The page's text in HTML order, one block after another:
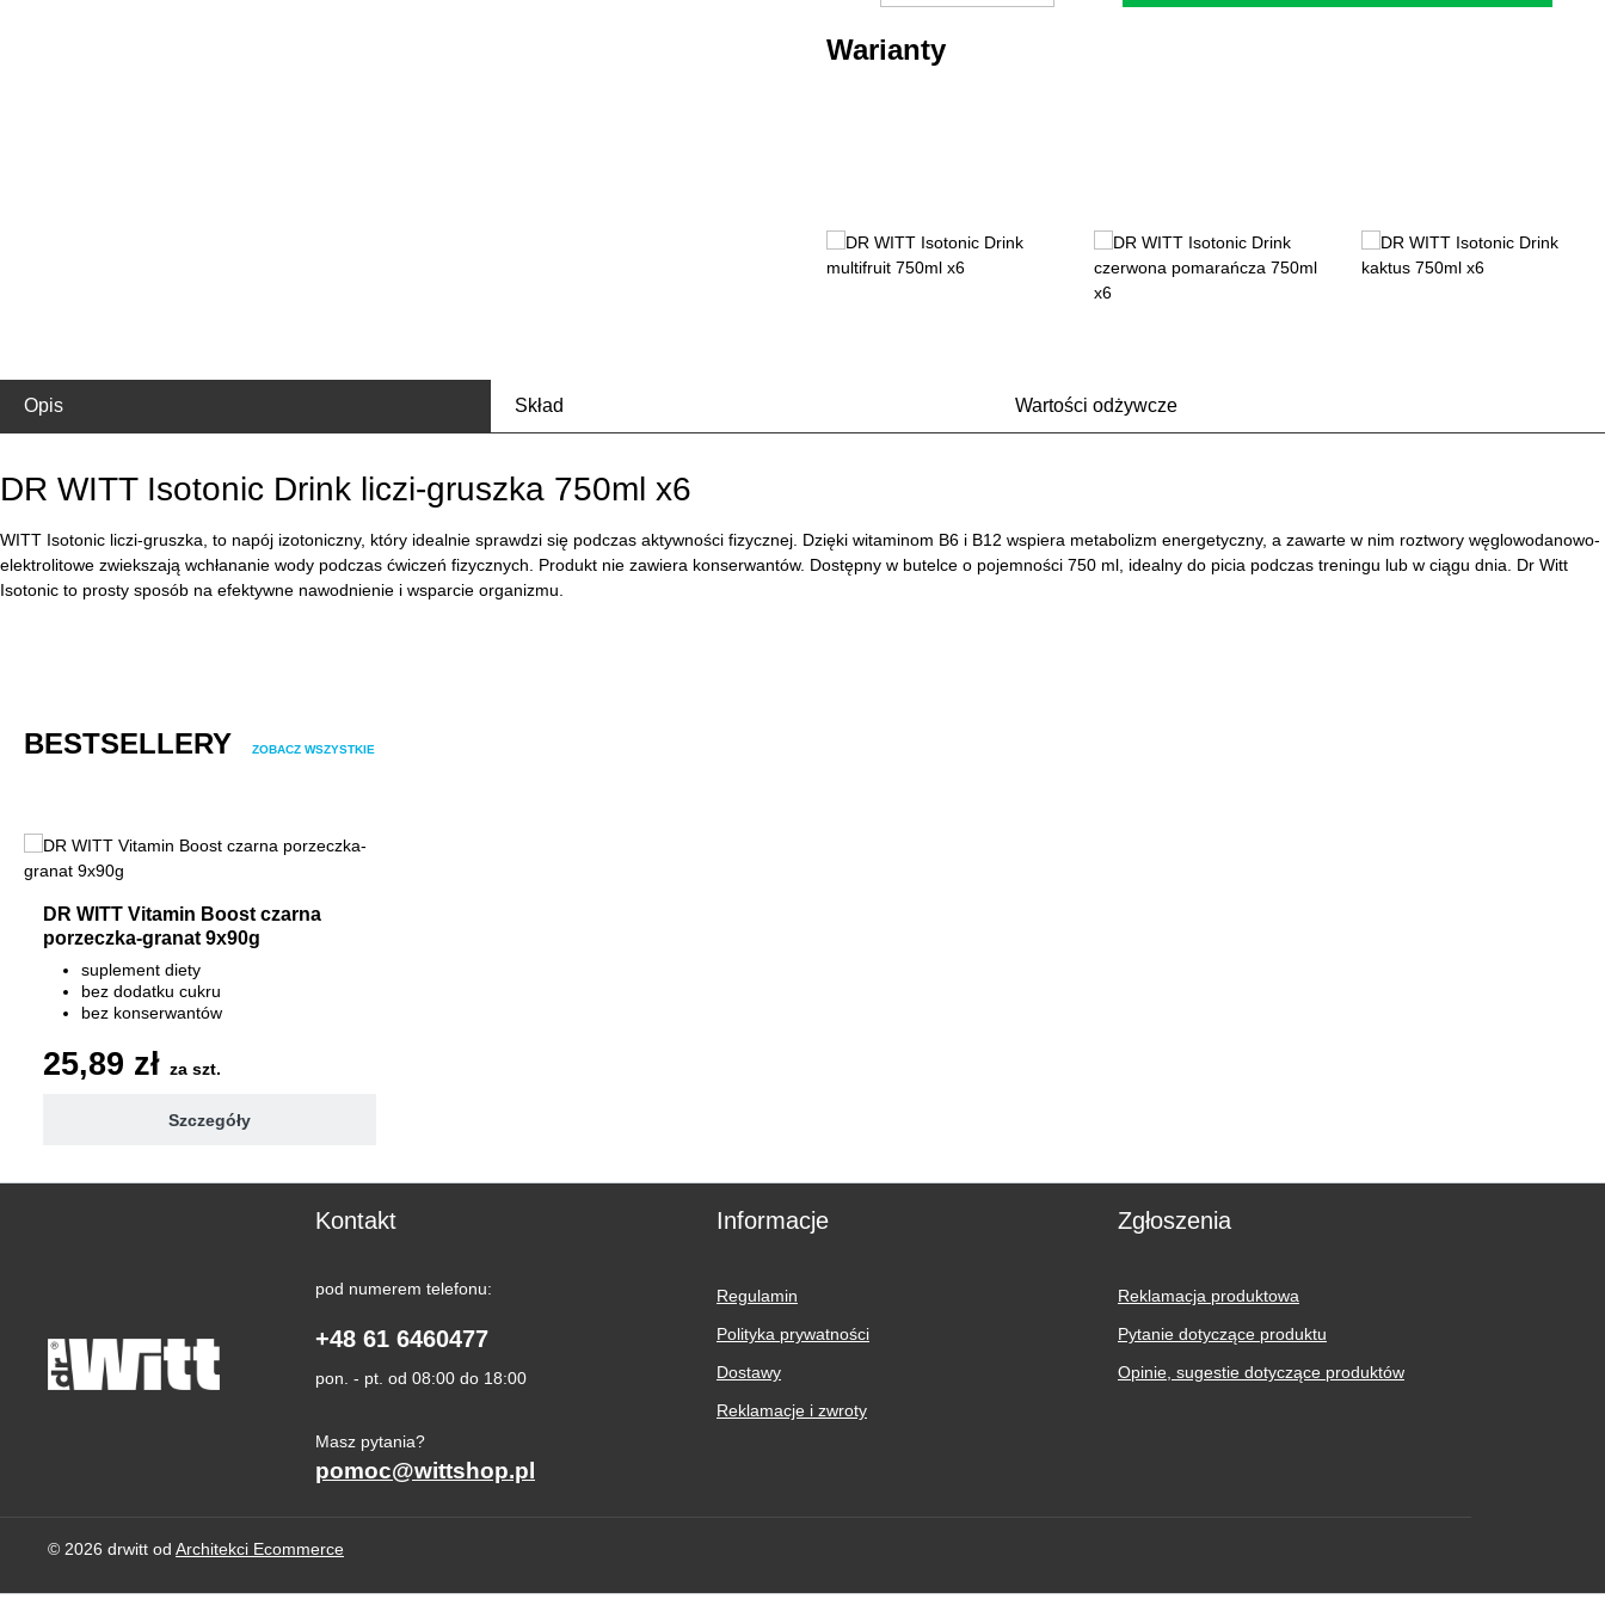
Pomiń galerię produktów
Warianty
Opis Skład Wartości odżywcze
DR WITT Isotonic Drink liczi-gruszka 750ml x6
WITT Isotonic liczi-gruszka, to napój izotoniczny, który idealnie sprawdzi się podczas aktywności fizycznej. Dzięki witaminom B6 i B12 wspiera metabolizm energetyczny, a zawarte w nim roztwory węglowodanowo-
elektrolitowe zwiekszają wchłananie wody podczas ćwiczeń fizycznych. Produkt nie zawiera konserwantów. Dostępny w butelce o pojemności 750 ml, idealny do picia podczas treningu lub w ciągu dnia. Dr Witt
Isotonic to prosty sposób na efektywne nawodnienie i wsparcie organizmu.
Pomiń galerię produktów
BESTSELLERY ZOBACZ WSZYSTKIE
DR WITT Vitamin Boost czarna
porzeczka-granat 9x90g
suplement diety
bez dodatku cukru
bez konserwantów
25,89 zł za szt.
Szczegóły
Kontakt
pod numerem telefonu:
+48 61 6460477
pon. - pt. od 08:00 do 18:00
Masz pytania?
pomoc@wittshop.pl
Informacje
Regulamin
Polityka prywatności
Dostawy
Reklamacje i zwroty
Zgłoszenia
Reklamacja produktowa
Pytanie dotyczące produktu
Opinie, sugestie dotyczące produktów
© 2026 drwitt od Architekci Ecommerce